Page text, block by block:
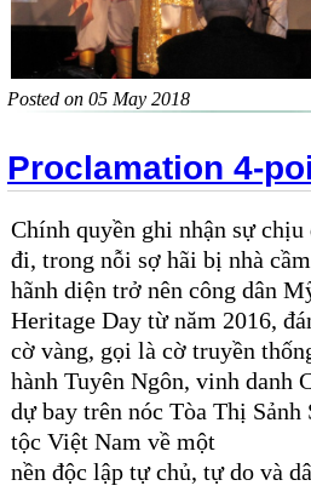
Posted on 05 May 2018
Proclamation 4-
Chính quyền ghi nhận sự
đi, trong nỗi sợ hãi bị nhà
hãnh diện trở nên công dân
Heritage Day từ năm 2016,
cờ vàng, gọi là cờ truyền
hành Tuyên Ngôn, vinh
dự bay trên nóc Tòa Thị
tộc Việt Nam về một
nền độc lập tự chủ, tự do và